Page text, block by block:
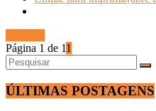
Página 1 de 11
ÚLTIMAS POSTAGENS